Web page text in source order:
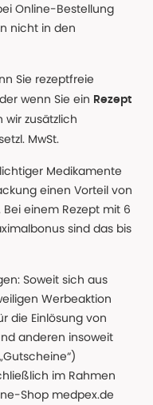
Online-Bestellung
nicht in den
Sie rezeptfreie
wenn Sie ein Rezept
zusätzlich
MwSt.
Medikamente
einen Vorteil von
einem Rezept mit 6
sind das bis
Soweit sich aus
Werbeaktion
die Einlösung von
anderen insoweit
im Rahmen
Shop medpex.de